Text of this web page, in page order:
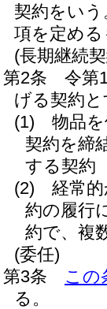
契約をいう
項を定め
(長期継続
第2条
令第
げる契約
(1)
物品
契約を締
する契約
(2)
経常
約の履行
約で、複
(委任)
第3条
この
る。